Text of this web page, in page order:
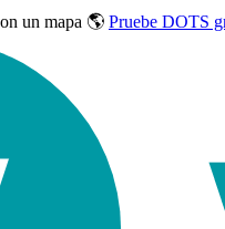
un mapa 🌎 Pruebe DOTS